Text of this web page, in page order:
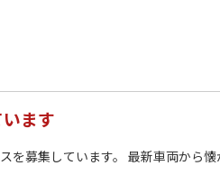
ます
を募集しています。 最新車両から